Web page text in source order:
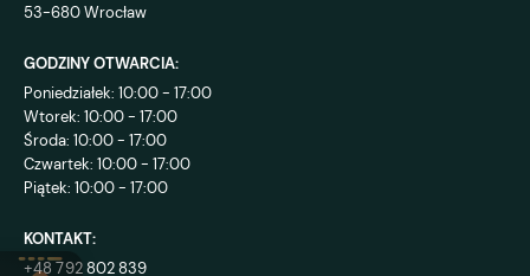
53-680 Wrocław
GODZINY OTWARCIA:
Poniedziałek: 10:00 - 17:00
Wtorek: 10:00 - 17:00
Środa: 10:00 - 17:00
Czwartek: 10:00 - 17:00
Piątek: 10:00 - 17:00
KONTAKT:
+48 792 802 839